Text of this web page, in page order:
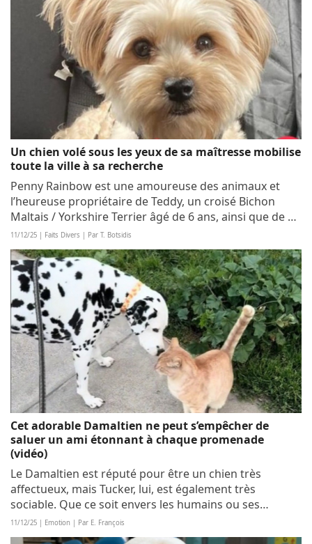
Un chien volé sous les yeux de sa maîtresse mobilise
toute la ville à sa recherche
Penny Rainbow est une amoureuse des animaux et
l’heureuse propriétaire de Teddy, un croisé Bichon
Maltais / Yorkshire Terrier âgé de 6 ans, ainsi que de 2
autres chiens. De temps en temps, Penny aime se
détendre dans un café. Lorsqu’elle fait ça,...
11/12/25 | Faits Divers | Par T. Botsidis
Cet adorable Damaltien ne peut s’empêcher de
saluer un ami étonnant à chaque promenade
(vidéo)
Le Damaltien est réputé pour être un chien très
affectueux, mais Tucker, lui, est également très
sociable. Que ce soit envers les humains ou ses
congénères, il va souvent à leur rencontre pour les
saluer. Dans une vidéo publiée par sa maîtresse...
11/12/25 | Emotion | Par E. François